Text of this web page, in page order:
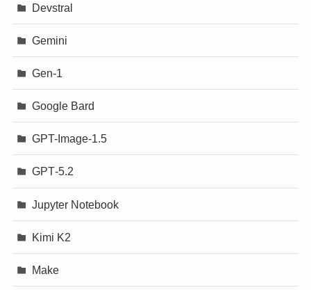
Devstral
Gemini
Gen-1
Google Bard
GPT-Image-1.5
GPT‐5.2
Jupyter Notebook
Kimi K2
Make